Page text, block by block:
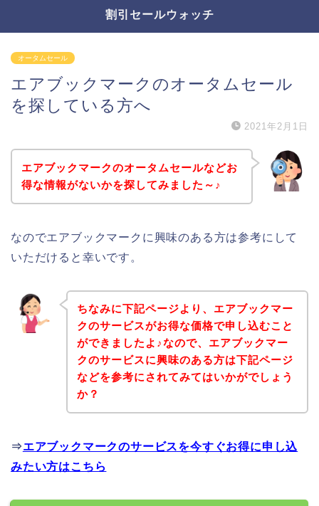
割引セールウォッチ
オータムセール
エアブックマークのオータムセール
を探している方へ
2021年2月1日
エアブックマークのオータムセールなどお
得な情報がないかを探してみました～♪
なのでエアブックマークに興味のある方は参考にして
いただけると幸いです。
ちなみに下記ページより、エアブックマー
クのサービスがお得な価格で申し込むこと
ができましたよ♪なので、エアブックマー
クのサービスに興味のある方は下記ページ
などを参考にされてみてはいかがでしょう
か？
⇒エアブックマークのサービスを今すぐお得に申し込
みたい方はこちら